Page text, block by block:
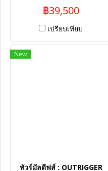
฿39,500
เปรียบเทียบ
New
ทัวร์มัลดีฟส์ : OUTRIGGER